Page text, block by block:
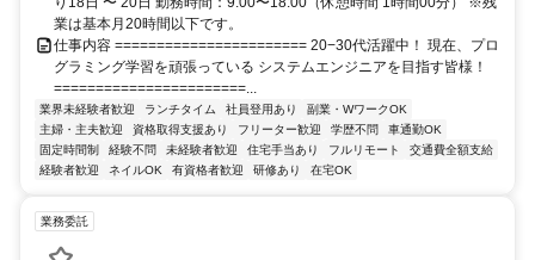
業は基本月20時間以下です。
仕事内容 ======================= 20−30代活躍中！ 現在、プロ
グラミング学習を頑張っている システムエンジニアを目指す皆様！
=======================...
業界未経験者歓迎 ランチタイム 社員登用あり
副業・WワークOK
主婦・主夫歓迎
資格取得支援あり フリーター歓迎 学歴不問
車通勤OK
固定時間制
経験不問 未経験者歓迎 住宅手当あり フルリモート
交通費全額支給
経験者歓迎
ネイルOK 有資格者歓迎 研修あり 在宅OK
業務委託